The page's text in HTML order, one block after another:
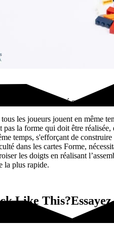
: un jeu de société explosif en
les joueurs jouent en même
la forme qui doit être
temps, s'efforçant de
dans les cartes Forme,
les doigts en réalisant
la plus rapide.
Like